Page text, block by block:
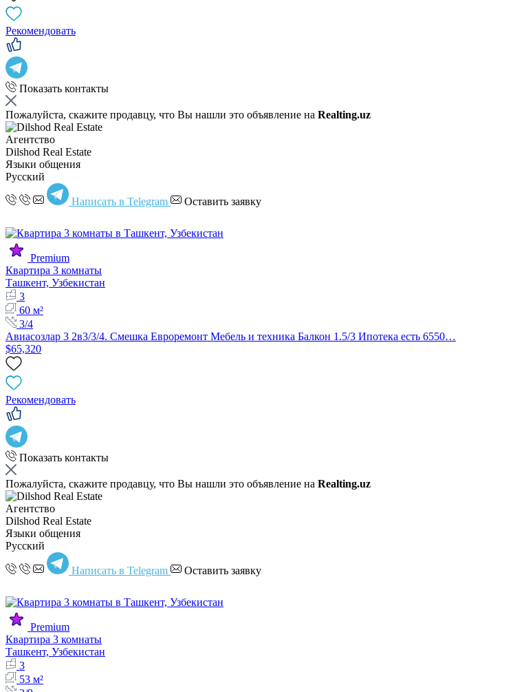
Рекомендовать
Показать контакты
Пожалуйста, скажите продавцу, что Вы нашли это объявление на Realting.uz
Агентство
Dilshod Real Estate
Языки общения
Русский
Написать в Telegram Оставить заявку
Premium
Квартира 3 комнаты
Ташкент, Узбекистан
3
60 м²
3/4
Авиасозлар 3 2в3/3/4. Смешка Евроремонт Мебель и техника Балкон 1.5/3 Ипотека есть 6550…
$65,320
Рекомендовать
Показать контакты
Пожалуйста, скажите продавцу, что Вы нашли это объявление на Realting.uz
Агентство
Dilshod Real Estate
Языки общения
Русский
Написать в Telegram Оставить заявку
Premium
Квартира 3 комнаты
Ташкент, Узбекистан
3
53 м²